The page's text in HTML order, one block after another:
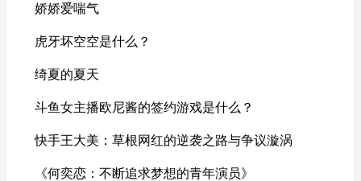
娇娇爱喘气
虎牙坏空空是什么？
绮夏的夏天
斗鱼女主播欧尼酱的签约游戏是什么？
快手王大美：草根网红的逆袭之路与争议漩涡
《何奕恋：不断追求梦想的青年演员》